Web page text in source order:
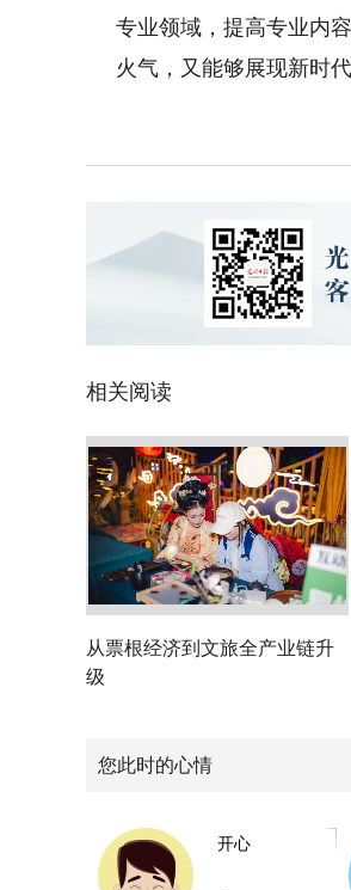
专业领域，提高专业内
火气，又能够展现新时
相关阅读
从票根经济到文旅全产业链升
级
您此时的心情
开心